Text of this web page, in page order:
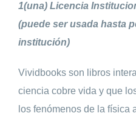
1(una) Licencia
(puede ser usada hasta
institución)
Vividbooks son libros
ciencia cobre vida y que
los fenómenos de la física